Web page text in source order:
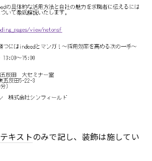
テキストのみで記し、装飾は施してい